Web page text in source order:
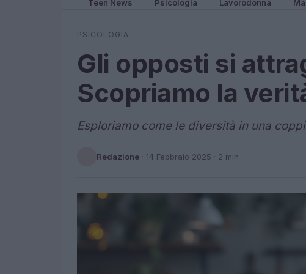
Teen News Psicologia Lavorodonna
PSICOLOGIA
Gli opposti si
Scopriamo la
Esploriamo come le diversità in una
Redazione · 14 Febbraio 2025 · 2 min